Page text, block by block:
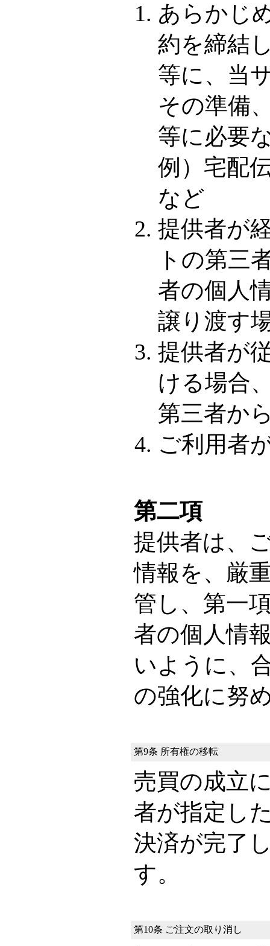
あらかじ
約を締結
等に、当
その準備
等に必要
例）宅配
など
提供者が
トの第三
者の個人
譲り渡す
提供者が
ける場合
第三者か
ご利用者
第二項
提供者は、
情報を、厳
管し、第一
者の個人情
いように、
の強化に努
第9条 所有権の移転
売買の成立
者が指定し
決済が完了
す。
第10条 ご注文の取り消し